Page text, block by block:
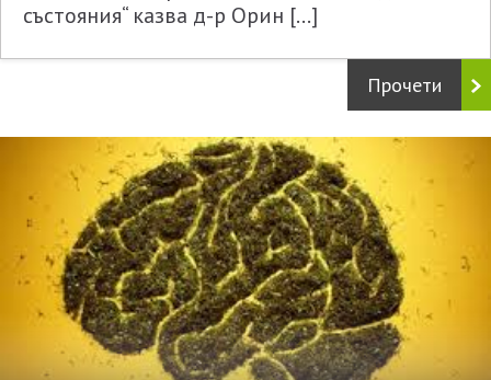
състояния“ казва д-р Орин […]
Прочети